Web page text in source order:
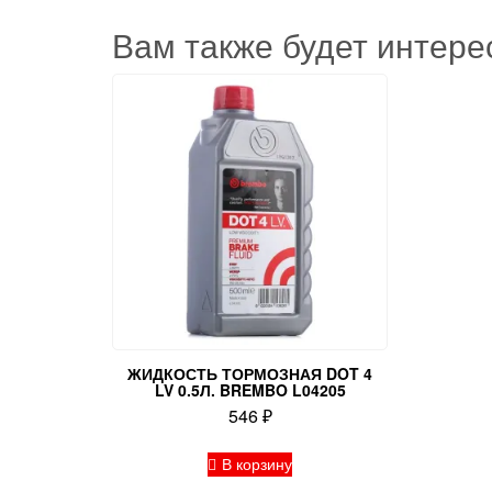
Вам также будет
ЖИДКОСТЬ ТОРМОЗНАЯ DOT 4
LV 0.5Л. BREMBO L04205
546₽
В корзину